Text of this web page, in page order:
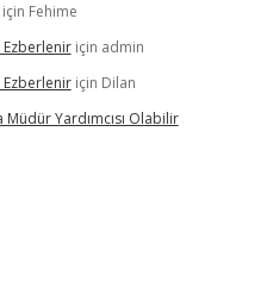
Fehime
Ezberleniriçin admin
Ezberleniriçin Dilan
Yardımcısı Olabilir